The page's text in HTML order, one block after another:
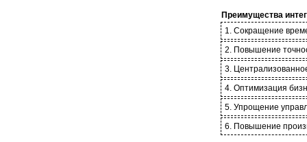
Преимущества
1. Сокращение
2. Повышение
3.
4. Оптимизация
5. Упрощение
6. Повышение